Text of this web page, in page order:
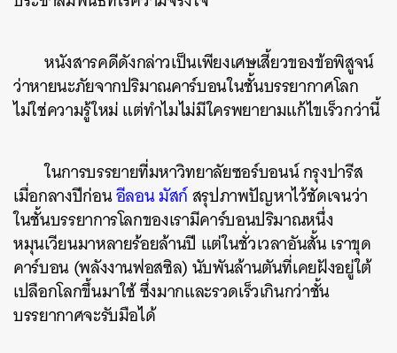
หนังสารคดีดังกล่าวเป็นเพียงเศษเสี้ยวของข้อพิสูจน์
ว่าหายนะภัยจากปริมาณคาร์บอนในชั้นบรรยากาศโลก
ไม่ใช่ความรู้ใหม่ แต่ทำไมไม่มีใครพยายามแก้ไขเร็วกว่านี้
ในการบรรยายที่มหาวิทยาลัยซอร์บอนน์ กรุงปารีส
เมื่อกลางปีก่อนอีลอน มัสก์สรุปภาพปัญหาไว้ชัดเจนว่า
ในชั้นบรรยาการโลกของเรามีคาร์บอนปริมาณหนึ่ง
หมุนเวียนมาหลายร้อยล้านปี แต่ในชั่วเวลาอันสั้น เราขุด
คาร์บอน (พลังงานฟอสซิล) นับพันล้านตันที่เคยฝังอยู่ใต้
เปลือกโลกขึ้นมาใช้ ซึ่งมากและรวดเร็วเกินกว่าชั้น
บรรยากาศจะรับมือได้